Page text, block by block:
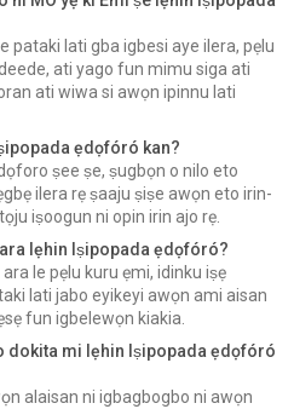
pataki lati gba igbesi aye ilera, pẹlu
ati yago fun mimu siga ati
ati wiwa si awọn ipinnu lati
ẹdọfóró kan?
ṣee ṣe, ṣugbọn o nilo eto
ilera rẹ ṣaaju ṣiṣe awọn eto irin-
iṣoogun ni opin irin ajo rẹ.
lẹhin Iṣipopada ẹdọfóró?
le pẹlu kuru ẹmi, idinku iṣẹ
lati jabo eyikeyi awọn ami aisan
fun igbelewọn kiakia.
dokita mi lẹhin Iṣipopada ẹdọfóró
alaisan ni igbagbogbo ni awọn